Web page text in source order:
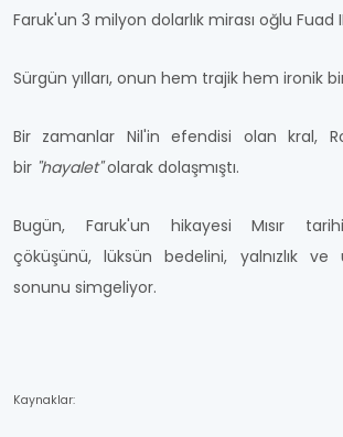
Faruk'un 3 milyon dolarlık mirası oğlu Fuad
Sürgün yılları, onun hem trajik hem ironik
Bir zamanlar Nil'in efendisi olan kral,
bir "hayalet"olarak dolaşmıştı.
Bugün, Faruk'un hikayesi Mısır
çöküşünü, lüksün bedelini, yalnızlık ve
sonunu simgeliyor.
Kaynaklar: